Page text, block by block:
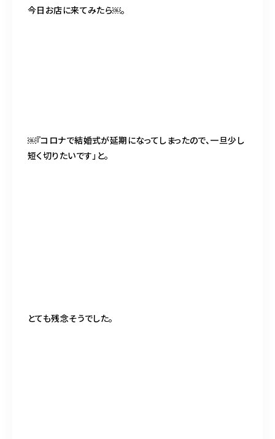
今日お店に来てみたら￼。
￼『コロナで結婚式が延期になってしまったので、一旦少し
短く切りたいです」と。
とても残念そうでした。